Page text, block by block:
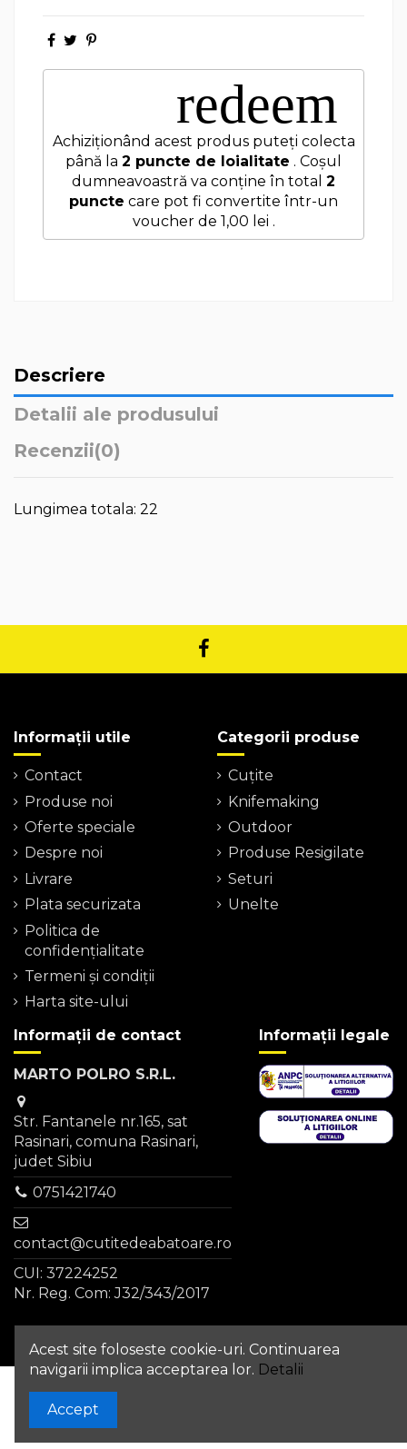
redeem
Achiziționând acest produs puteți colecta
până la 2 puncte de loialitate . Coșul
dumneavoastră va conține în total 2
puncte care pot fi convertite într-un
voucher de 1,00 lei .
Descriere
Detalii ale produsului
Recenzii(0)
Lungimea totala: 22
Informații utile
Contact
Produse noi
Oferte speciale
Despre noi
Livrare
Plata securizata
Politica de
confidențialitate
Termeni şi condiţii
Harta site-ului
Categorii produse
Cuțite
Knifemaking
Outdoor
Produse Resigilate
Seturi
Unelte
Informații de contact
MARTO POLRO S.R.L.
Str. Fantanele nr.165, sat
Rasinari, comuna Rasinari,
judet Sibiu
0751421740
contact@cutitedeabatoare.ro
CUI: 37224252
Nr. Reg. Com: J32/343/2017
Informații legale
© 2022 MARTO POLRO S.R.L. | Site realizat si
promovat deSiteXdesign
Acest site foloseste cookie-uri. Continuarea
navigarii implica acceptarea lor. Detalii
Accept